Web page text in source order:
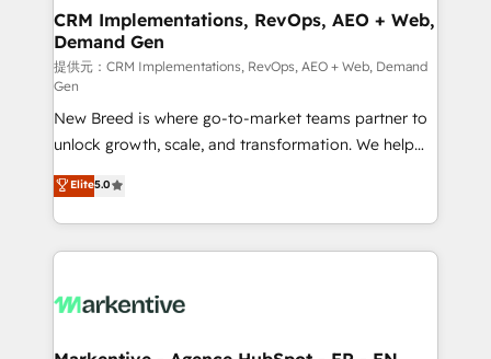
の統合・浸透・変革管理を実行します。 ▸ CMS戦略設
計・構築：リード獲得・CVR・SEOを前提にした情報設
計・導線設計・テンプレート設計をContent Hubで一体
提供。 ▸ 既存CRM・MAからの移行支援：Salesforce・
Marketo・Pardot等からの移行、カスタム設計、履歴
データ移行と活用設計まで。 ▸ AEO対応：ChatGPT・
ンツとサイト構造を最適化。 🏆 なぜ100incを選ぶの
か？ ✓ HubSpot Eliteパートナー認定 ✓ HubSpotアワ
ード受賞・HUGリーダー ✓ ISO27001:2022 /
HubSpot大百科 出版 CRM・AI活用に関するご相談、現
せください。
trainers to drive platform adoption. 📈 Revenue
Generation - Full-funnel marketing and high-
performance advertising via Point Success Media. -
Expert deployment of Breeze AI and custom agents
to automate growth. 🏆 Elite Excellence - 8 platform
accreditations and deep HIPAA-compliance
expertise. - A team of 250+ experts dedicated to
your resilient growth.
CRM Implementations, RevOps, AEO + Web,
Demand Gen
提供元：CRM Implementations, RevOps, AEO + Web, Demand
Gen
New Breed is where go-to-market teams partner to
unlock growth, scale, and transformation. We help
companies activate HubSpot’s AI-powered
customer platform and operationalize HubSpot’s
Loop Marketing framework through expert-led
services, smart agents, and purpose-built apps,
results, fast. ⚙️CRM & RevOps: Align all Hubs to your
🎯Demand Gen & ABM: Drive pipeline with inbound,
Elite5.0